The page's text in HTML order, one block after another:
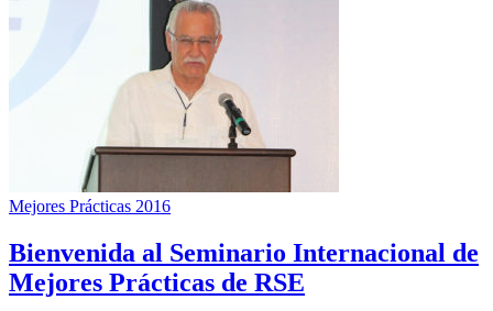
Mejores Prácticas 2016
Bienvenida al Seminario Internacional de
Mejores Prácticas de RSE